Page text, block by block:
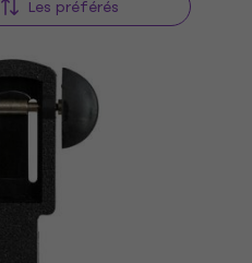
Les préférés